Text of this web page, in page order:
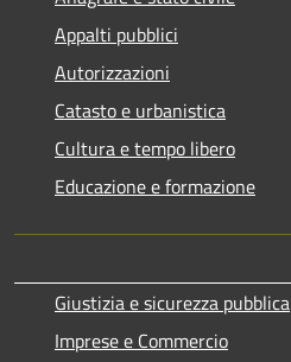
Appalti pubblici
Autorizzazioni
Catasto e urbanistica
Cultura e tempo libero
Educazione e formazione
Giustizia e sicurezza pubblica
Imprese e Commercio